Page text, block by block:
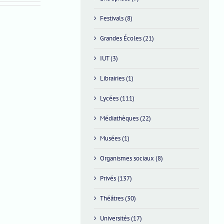
Festivals (8)
Grandes Écoles (21)
IUT (3)
Librairies (1)
Lycées (111)
Médiathèques (22)
Musées (1)
Organismes sociaux (8)
Privés (137)
Théâtres (30)
Universités (17)